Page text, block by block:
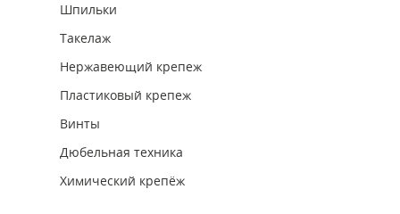
Шпильки
Такелаж
Нержавеющий крепеж
Пластиковый крепеж
Винты
Дюбельная техника
Химический крепёж